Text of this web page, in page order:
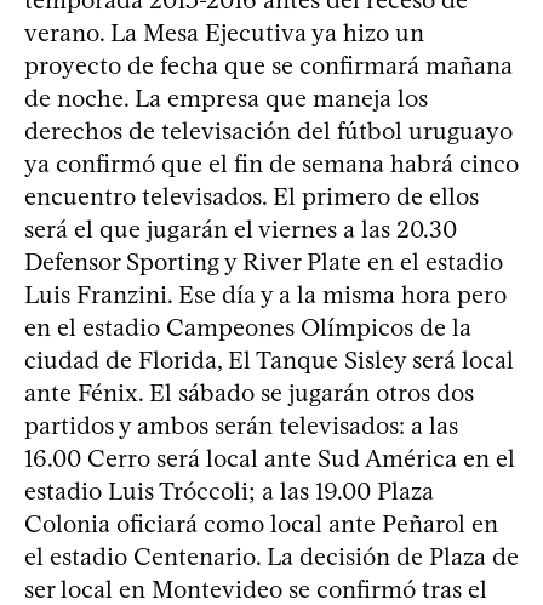
verano. La Mesa Ejecutiva ya hizo un
proyecto de fecha que se confirmará mañana
de noche. La empresa que maneja los
derechos de televisación del fútbol uruguayo
ya confirmó que el fin de semana habrá cinco
encuentro televisados. El primero de ellos
será el que jugarán el viernes a las 20.30
Defensor Sporting y River Plate en el estadio
Luis Franzini. Ese día y a la misma hora pero
en el estadio Campeones Olímpicos de la
ciudad de Florida, El Tanque Sisley será local
ante Fénix. El sábado se jugarán otros dos
partidos y ambos serán televisados: a las
16.00 Cerro será local ante Sud América en el
estadio Luis Tróccoli; a las 19.00 Plaza
Colonia oficiará como local ante Peñarol en
el estadio Centenario. La decisión de Plaza de
ser local en Montevideo se confirmó tras el